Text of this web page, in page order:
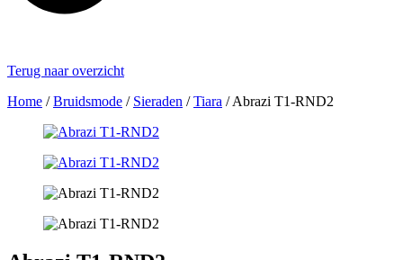
Terug naar overzicht
Home /Bruidsmode / Sieraden /Tiara /Abrazi T1-RND2